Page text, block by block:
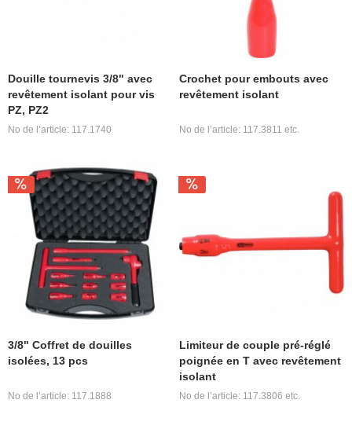
Douille tournevis 3/8" avec
revêtement isolant pour vis
PZ, PZ2
No de l’article: 117.1740
Crochet pour embouts avec
revêtement isolant
No de l’article: 117.3811 etc.
3/8" Coffret de douilles
isolées, 13 pcs
No de l’article: 117.1888
Limiteur de couple pré-réglé
poignée en T avec revêtement
isolant
No de l’article: 117.3806 etc.